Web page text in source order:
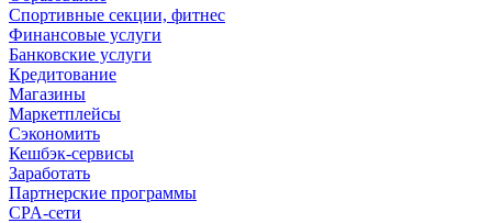
Спортивные секции, фитнес
Финансовые услуги
Банковские услуги
Кредитование
Магазины
Маркетплейсы
Сэкономить
Кешбэк-сервисы
Заработать
Партнерские программы
CPA-сети